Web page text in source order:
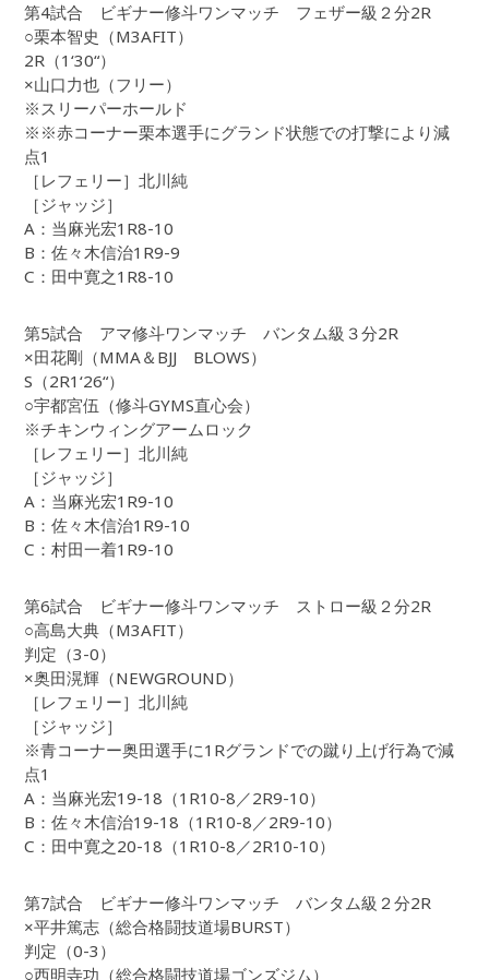
第4試合 ビギナー修斗ワンマッチ フェザー級２分2R
○栗本智史（M3AFIT）
2R（1‘30“）
×山口力也（フリー）
※スリーパーホールド
※※赤コーナー栗本選手にグランド状態での打撃により減
点1
［レフェリー］北川純
［ジャッジ］
A：当麻光宏1R8-10
B：佐々木信治1R9-9
C：田中寛之1R8-10
第5試合 アマ修斗ワンマッチ バンタム級３分2R
×田花剛（MMA＆BJJ BLOWS）
S（2R1‘26“）
○宇都宮伍（修斗GYMS直心会）
※チキンウィングアームロック
［レフェリー］北川純
［ジャッジ］
A：当麻光宏1R9-10
B：佐々木信治1R9-10
C：村田一着1R9-10
第6試合 ビギナー修斗ワンマッチ ストロー級２分2R
○高島大典（M3AFIT）
判定（3-0）
×奥田滉輝（NEWGROUND）
［レフェリー］北川純
［ジャッジ］
※青コーナー奥田選手に1Rグランドでの蹴り上げ行為で減
点1
A：当麻光宏19-18（1R10-8／2R9-10）
B：佐々木信治19-18（1R10-8／2R9-10）
C：田中寛之20-18（1R10-8／2R10-10）
第7試合 ビギナー修斗ワンマッチ バンタム級２分2R
×平井篤志（総合格闘技道場BURST）
判定（0-3）
○西明寺功（総合格闘技道場ゴンズジム）